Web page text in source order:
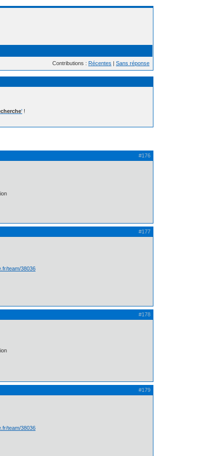
Contributions : Récentes | Sans réponse
' !
#176
#177
team/38036
#178
#179
team/38036